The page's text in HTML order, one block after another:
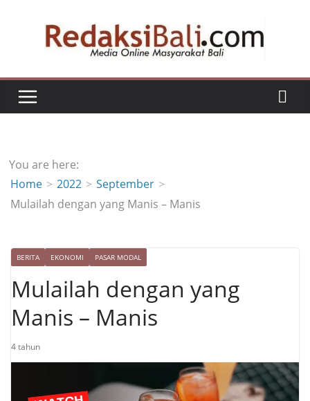
You are here:
Home
2022
September
Mulailah dengan yang Manis – Manis
BERITA EKONOMI PASAR MODAL
Mulailah dengan yang
Manis – Manis
4 tahun